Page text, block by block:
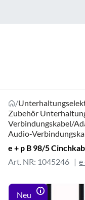
/
Zubehör
Verbindungskabel/
Audio-
e + p B 98/5
Art. NR: 1045246
e
Neu